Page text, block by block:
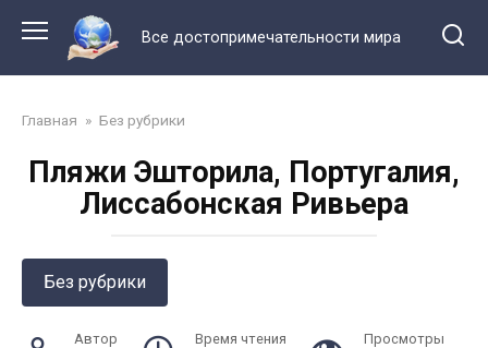
контенту
Все достопримечательности мира
Главная » Без рубрики
Пляжи Эшторила, Португалия,
Лиссабонская Ривьера
Без рубрики
Автор Время чтения Просмотры